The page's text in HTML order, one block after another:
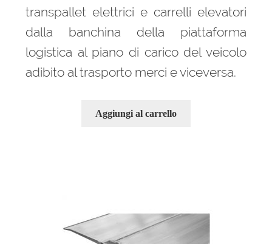
transpallet elettrici e carrelli elevatori
dalla banchina della piattaforma
logistica al piano di carico del veicolo
adibito al trasporto merci e viceversa.
Aggiungi al carrello